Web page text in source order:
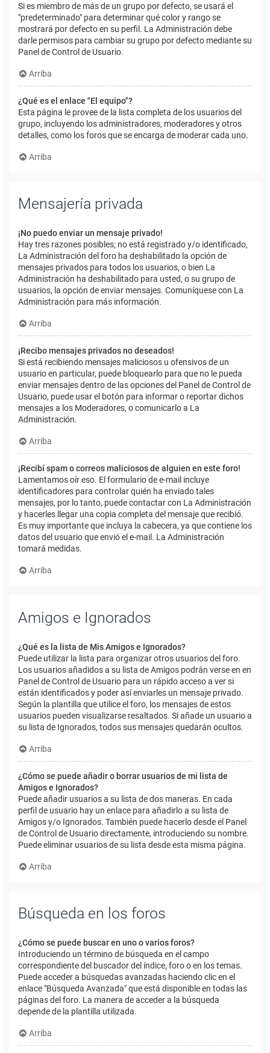
Si es miembro de más de un grupo por defecto, se usará el
"predeterminado" para determinar qué color y rango se
mostrará por defecto en su perfil. La Administración debe
darle permisos para cambiar su grupo por defecto mediante su
Panel de Control de Usuario.
Arriba
¿Qué es el enlace "El equipo"?
Esta página le provee de la lista completa de los usuarios del
grupo, incluyendo los administradores, moderadores y otros
detalles, como los foros que se encarga de moderar cada uno.
Arriba
Mensajería privada
¡No puedo enviar un mensaje privado!
Hay tres razones posibles; no está registrado y/o identificado,
La Administración del foro ha deshabilitado la opción de
mensajes privados para todos los usuarios, o bien La
Administración ha deshabilitado para usted, o su grupo de
usuarios, la opción de enviar mensajes. Comuníquese con La
Administración para más información.
Arriba
¡Recibo mensajes privados no deseados!
Si está recibiendo mensajes maliciosos u ofensivos de un
usuario en particular, puede bloquearlo para que no le pueda
enviar mensajes dentro de las opciones del Panel de Control de
Usuario, puede usar el botón para informar o reportar dichos
mensajes a los Moderadores, o comunicarlo a La
Administración.
Arriba
¡Recibí spam o correos maliciosos de alguien en este foro!
Lamentamos oír eso. El formulario de e-mail incluye
identificadores para controlar quién ha enviado tales
mensajes, por lo tanto, puede contactar con La Administración
y hacerles llegar una copia completa del mensaje que recibió.
Es muy importante que incluya la cabecera, ya que contiene los
datos del usuario que envió el e-mail. La Administración
tomará medidas.
Arriba
Amigos e Ignorados
¿Qué es la lista de Mis Amigos e Ignorados?
Puede utilizar la lista para organizar otros usuarios del foro.
Los usuarios añadidos a su lista de Amigos podrán verse en en
Panel de Control de Usuario para un rápido acceso a ver si
están identificados y poder así enviarles un mensaje privado.
Según la plantilla que utilice el foro, los mensajes de estos
usuarios pueden visualizarse resaltados. Si añade un usuario a
su lista de Ignorados, todos sus mensajes quedarán ocultos.
Arriba
¿Cómo se puede añadir o borrar usuarios de mi lista de
Amigos e Ignorados?
Puede añadir usuarios a su lista de dos maneras. En cada
perfil de usuario hay un enlace para añadirlo a su lista de
Amigos y/o Ignorados. También puede hacerlo desde el Panel
de Control de Usuario directamente, introduciendo su nombre.
Puede eliminar usuarios de su lista desde esta misma página.
Arriba
Búsqueda en los foros
¿Cómo se puede buscar en uno o varios foros?
Introduciendo un término de búsqueda en el campo
correspondiente del buscador del índice, foro o en los temas.
Puede acceder a búsquedas avanzadas haciendo clic en el
enlace "Búsqueda Avanzada" que está disponible en todas las
páginas del foro. La manera de acceder a la búsqueda
depende de la plantilla utilizada.
Arriba